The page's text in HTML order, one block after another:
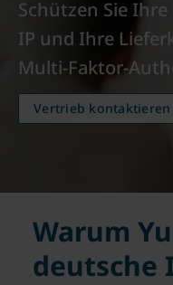
Schützen Sie
IP und Ihre
Multi-Faktor-
Vertrieb kontaktieren
Warum
deutsche